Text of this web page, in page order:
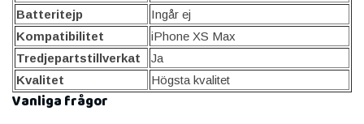
Batteritejp
Ingår ej
Kompatibilitet
iPhone XS Max
Tredjepartstillverkat
Ja
Kvalitet
Högsta kvalitet
Vanliga frågor